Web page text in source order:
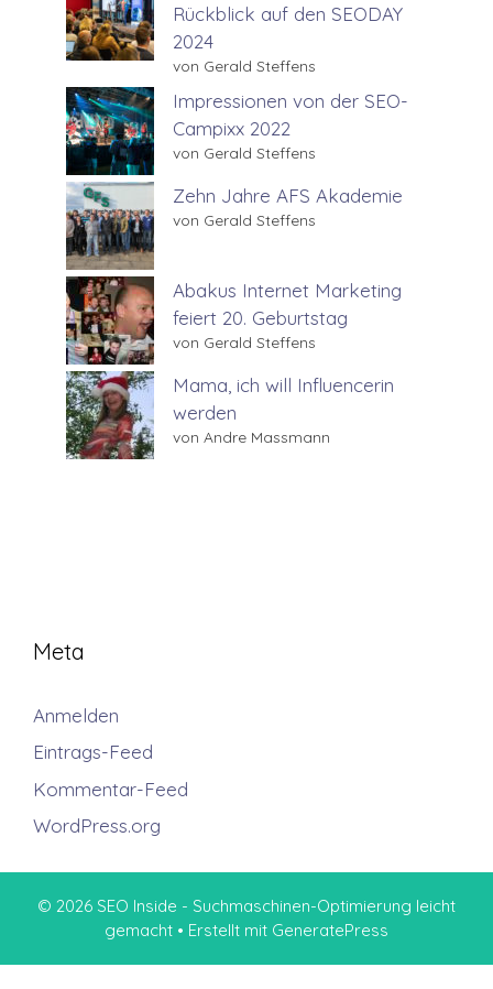
Rückblick auf den SEODAY
2024
von Gerald Steffens
Impressionen von der SEO-
Campixx 2022
von Gerald Steffens
Zehn Jahre AFS Akademie
von Gerald Steffens
Abakus Internet Marketing
feiert 20. Geburtstag
von Gerald Steffens
Mama, ich will Influencerin
werden
von Andre Massmann
Meta
Anmelden
Eintrags-Feed
Kommentar-Feed
WordPress.org
© 2026 SEO Inside - Suchmaschinen-Optimierung leicht
gemacht • Erstellt mit GeneratePress